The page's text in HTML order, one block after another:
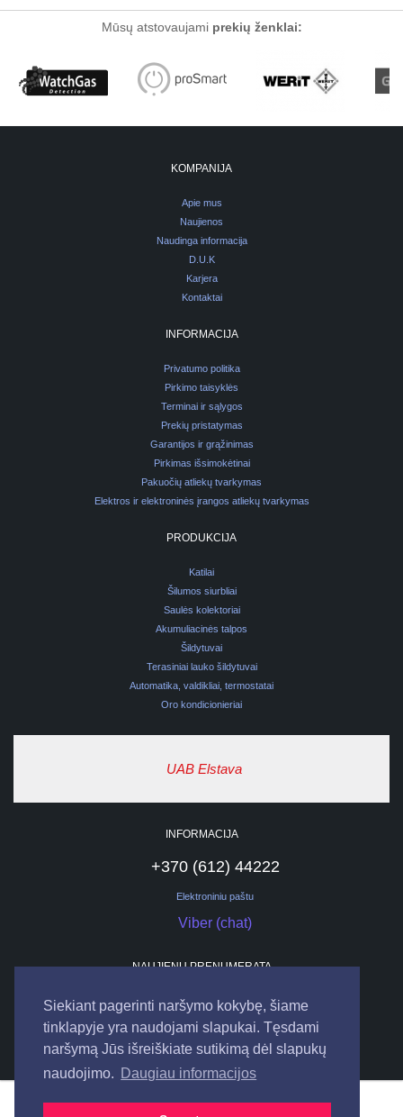
Siekiant pagerinti naršymo kokybę, šiame
tinklapyje yra naudojami slapukai. Tęsdami
naršymą Jūs išreiškiate sutikimą dėl slapukų
naudojimo. Daugiau informacijos
Mūsų atstovaujami prekių ženklai:
KOMPANIJA
Apie mus
Naujienos
Naudinga informacija
D.U.K
Karjera
Kontaktai
INFORMACIJA
Privatumo politika
Pirkimo taisyklės
Terminai ir sąlygos
Prekių pristatymas
Garantijos ir grąžinimas
Pirkimas išsimokėtinai
Pakuočių atliekų tvarkymas
Elektros ir elektroninės įrangos atliekų tvarkymas
PRODUKCIJA
Katilai
Šilumos siurbliai
Saulės kolektoriai
Akumuliacinės talpos
Šildytuvai
Terasiniai lauko šildytuvai
Automatika, valdikliai, termostatai
Oro kondicionieriai
UAB Elstava
INFORMACIJA
+370 (612) 44222
Elektroniniu paštu
Viber (chat)
NAUJIENŲ PRENUMERATA